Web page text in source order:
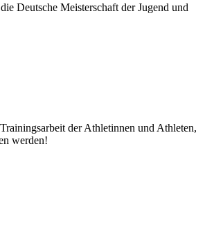
Deutsche Meisterschaft der Jugend und
der Athletinnen und Athleten,
werden!